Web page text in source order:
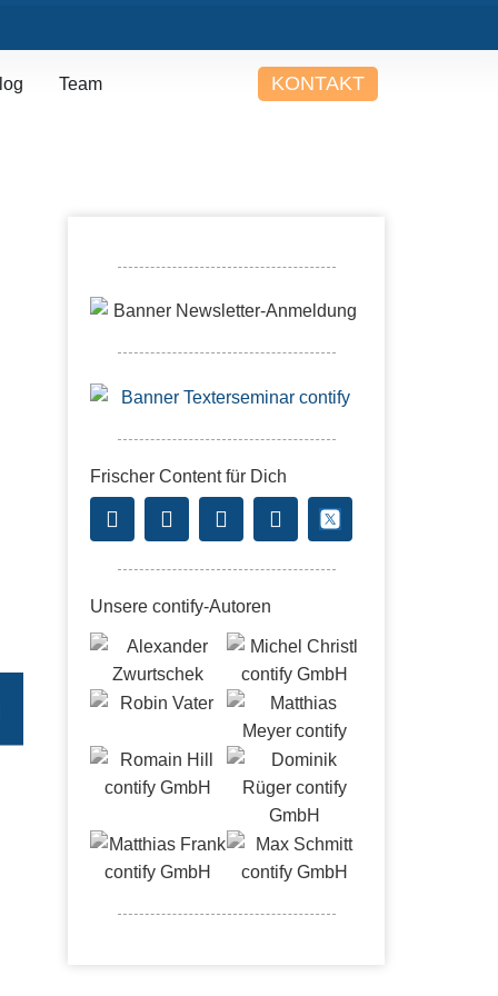
Team KONTAKT
Frischer Content für Dich
Unsere contify-Autoren